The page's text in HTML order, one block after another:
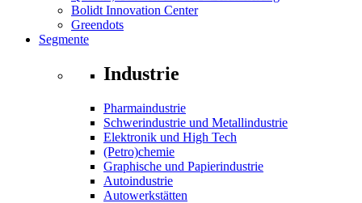
Bolidt Innovation Center
Greendots
Segmente
Industrie
Pharmaindustrie
Schwerindustrie und Metallindustrie
Elektronik und High Tech
(Petro)chemie
Graphische und Papierindustrie
Autoindustrie
Autowerkstätten